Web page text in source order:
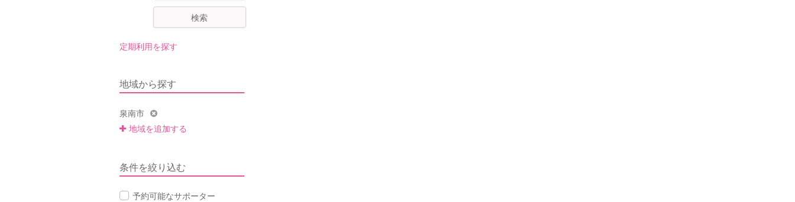
検索
定期利用を探す
地域から探す
泉南市
地域を追加する
条件を絞り込む
予約可能なサポーター